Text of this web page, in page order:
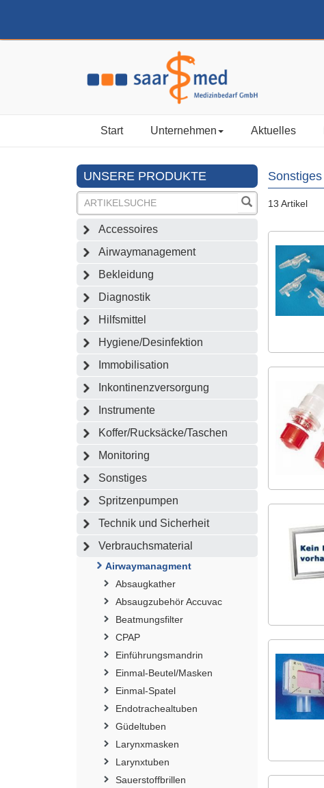
Start Unternehmen Aktuelles
UNSERE PRODUKTE
Accessoires
Airwaymanagement
Bekleidung
Diagnostik
Hilfsmittel
Hygiene/Desinfektion
Immobilisation
Inkontinenzversorgung
Instrumente
Koffer/Rucksäcke/Taschen
Monitoring
Sonstiges
Spritzenpumpen
Technik und Sicherheit
Verbrauchsmaterial
Airwaymanagment
Absaugkather
Absaugzubehör Accuvac
Beatmungsfilter
CPAP
Einführungsmandrin
Einmal-Beutel/Masken
Einmal-Spatel
Endotrachealtuben
Güdeltuben
Larynxmasken
Larynxtuben
Sauerstoffbrillen
Sonstiges
13 Artikel